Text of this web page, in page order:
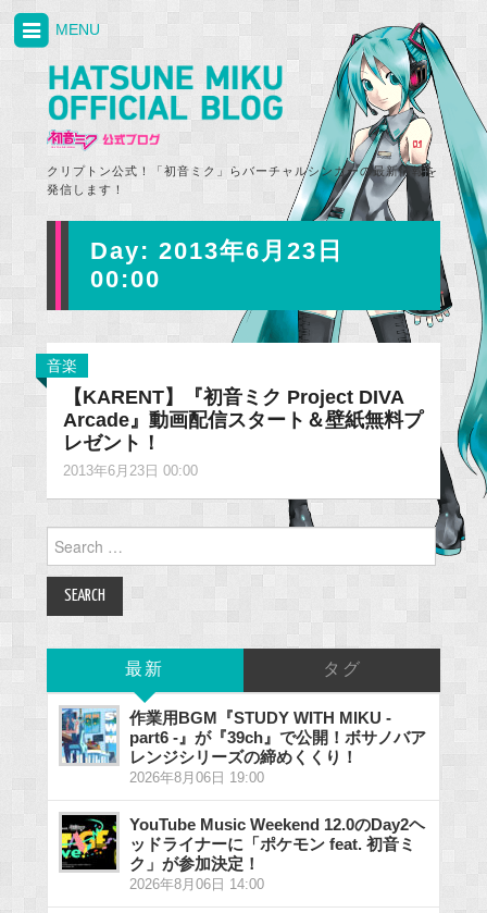
クリプトン公式！「初音ミク」らバーチャルシンガーの最新情報を
発信します！
MENU
Day: 2013年6月23日
00:00
音楽
【KARENT】『初音ミク Project DIVA
Arcade』動画配信スタート＆壁紙無料プ
レゼント！
2013年6月23日 00:00
Search
for:
最新 タグ
作業用BGM『STUDY WITH MIKU -
part6 -』が『39ch』で公開！ボサノバア
レンジシリーズの締めくくり！
2026年8月06日 19:00
YouTube Music Weekend 12.0のDay2ヘ
ッドライナーに「ポケモン feat. 初音ミ
ク」が参加決定！
2026年8月06日 14:00